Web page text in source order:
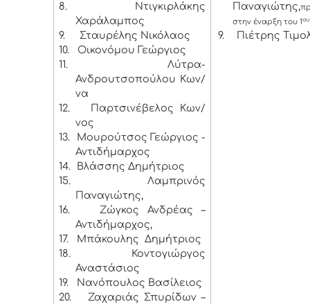
8.
Ντιγκιρλάκης
Χαράλαμπος
9.
Σταυρέλης Νικόλαος
10.
Οικονόμου Γεώργιος
11.
Λύτρα-
Ανδρουτσοπούλου Κων/
να
12.
Παρτσινέβελος Κων/
νος
13.
Μουρούτσος Γεώργιος -
Αντιδήμαρχος
14.
Βλάσσης Δημήτριος
15.
Λαμπρινός
Παναγιώτης,
16.
Ζώγκος Ανδρέας –
Αντιδήμαρχος,
17.
Μπάκουλης Δημήτριος
18.
Κοντογιώργος
Αναστάσιος
19.
Νανόπουλος Βασίλειος
20.
Ζαχαριάς Σπυρίδων –
Παναγιώτης,
στην έναρξη του 1ου
9. Πιέτρης